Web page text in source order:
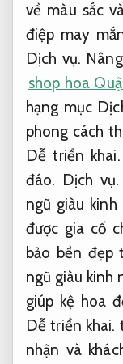
về màu sắc
điệp may
Dịch vụ.
shop hoa
hạng mục
phong cách
Dễ triển khai.
đáo. Dịch vụ.
ngũ giàu kinh
được gia cố
bảo bền đẹp
ngũ giàu kinh
giúp kệ hoa
Dễ triển khai.
nhận và